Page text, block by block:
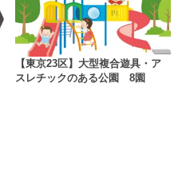
【東京23区】大型複合遊具・ア
スレチックのある公園 8園